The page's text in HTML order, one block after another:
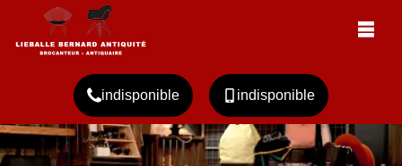
indisponible indisponible